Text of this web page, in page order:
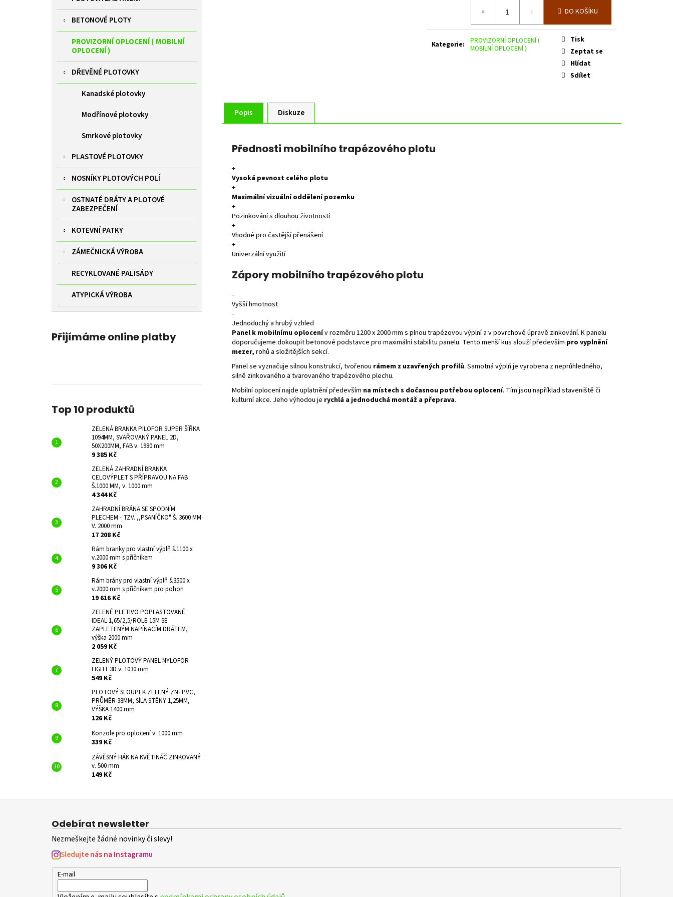
BETONOVÉ PLOTY
PROVIZORNÍ OPLOCENÍ ( MOBILNÍ
OPLOCENÍ )
DŘEVĚNÉ PLOTOVKY
Kanadské plotovky
Modřínové plotovky
Smrkové plotovky
PLASTOVÉ PLOTOVKY
NOSNÍKY PLOTOVÝCH POLÍ
OSTNATÉ DRÁTY A PLOTOVÉ
ZABEZPEČENÍ
KOTEVNÍ PATKY
ZÁMEČNICKÁ VÝROBA
RECYKLOVANÉ PALISÁDY
ATYPICKÁ VÝROBA
Přijímáme online platby
Top 10 produktů
ZELENÁ BRANKA PILOFOR SUPER ŠÍŘKA
1094MM, SVAŘOVANÝ PANEL 2D,
50X200MM, FAB v. 1980 mm
9 385 Kč
ZELENÁ ZAHRADNÍ BRANKA
CELOVÝPLET S PŘÍPRAVOU NA FAB
Š.1000 MM, v. 1000 mm
4 344 Kč
ZAHRADNÍ BRÁNA SE SPODNÍM
PLECHEM - TZV. ,,PSANÍČKO" Š. 3600 MM
V. 2000 mm
17 208 Kč
Rám branky pro vlastní výplň š.1100 x
v.2000 mm s příčníkem
9 306 Kč
Rám brány pro vlastní výplň š.3500 x
v.2000 mm s příčníkem pro pohon
19 616 Kč
ZELENÉ PLETIVO POPLASTOVANÉ
IDEAL 1,65/2,5/ROLE 15M SE
ZAPLETENÝM NAPÍNACÍM DRÁTEM,
výška 2000 mm
2 059 Kč
ZELENÝ PLOTOVÝ PANEL NYLOFOR
LIGHT 3D v. 1030 mm
549 Kč
PLOTOVÝ SLOUPEK ZELENÝ ZN+PVC,
PRŮMĚR 38MM, SÍLA STĚNY 1,25MM,
VÝŠKA 1400 mm
126 Kč
Konzole pro oplocení v. 1000 mm
339 Kč
ZÁVĚSNÝ HÁK NA KVĚTINÁČ ZINKOVANÝ
v. 500 mm
149 Kč
DO KOŠÍKU
Kategorie:
PROVIZORNÍ OPLOCENÍ (
MOBILNÍ OPLOCENÍ )
Tisk
Zeptat se
Hlídat
Sdílet
Popis Diskuze
Přednosti mobilního trapézového plotu
+
Vysoká pevnost celého plotu
+
Maximální vizuální oddělení pozemku
+
Pozinkování s dlouhou životností
+
Vhodné pro častější přenášení
+
Univerzální využití
Zápory mobilního trapézového plotu
-
Vyšší hmotnost
-
Jednoduchý a hrubý vzhled
Panel k mobilnímu oplocenív rozměru 1200 x 2000 mm s plnou trapézovou výplní a v povrchové úpravě zinkování. K panelu
doporučujeme dokoupit betonové podstavce pro maximální stabilitu panelu. Tento menší kus slouží především pro vyplnění
mezer, rohů a složitějších sekcí.
Panel se vyznačuje silnou konstrukcí, tvořenou rámem z uzavřených profilů. Samotná výplň je vyrobena z neprůhledného,
silně zinkovaného a tvarovaného trapézového plechu.
Mobilní oplocení najde uplatnění především na místech s dočasnou potřebou oplocení. Tím jsou například staveniště či
kulturní akce. Jeho výhodou je rychlá a jednoduchá montáž a přeprava.
1094MM, SVAŘOVANÝ PANEL 2D, 50X200MM,
FAB V. 1980 MM
9 385 Kč
TZV. ,,PSANÍČKO" Š. 3600 MM V. 2000 MM
Z
Odebírat newsletter
Nezmeškejte žádné novinky či slevy!
Sledujte nás na Instagramu
E-mail